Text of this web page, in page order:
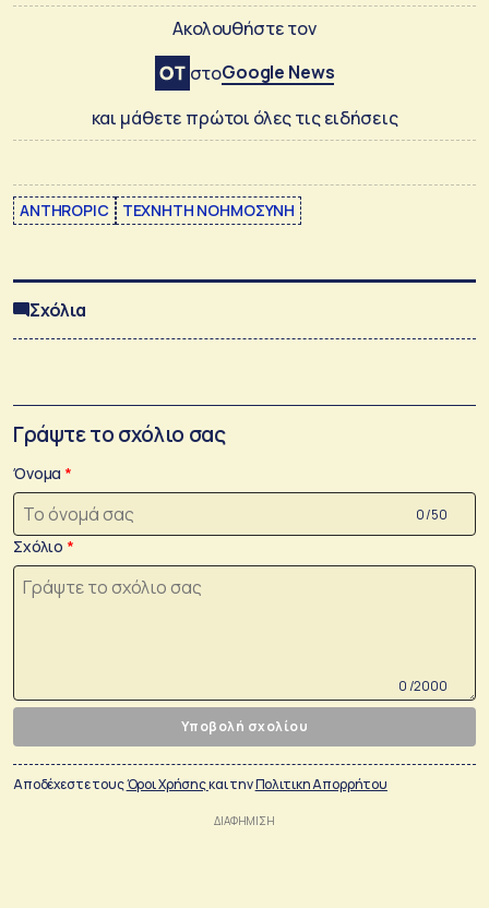
Ακολουθήστε τον
στοGoogle News
και μάθετε πρώτοι όλες τις ειδήσεις
ANTHROPIC ΤΕΧΝΗΤΗ ΝΟΗΜΟΣΥΝΗ
Σχόλια
Γράψτε το σχόλιο σας
Όνομα
0 /50
Σχόλιο
0 /2000
Υποβολή σχολίου
Αποδέχεστε τουςΌροι Χρήσηςκαι τηνΠολιτικη Απορρήτου